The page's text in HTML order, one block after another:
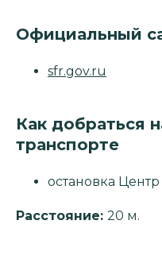
Официальный
sfr.gov.ru
Как добраться
транспорте
остановка
Расстояние: 20 м.